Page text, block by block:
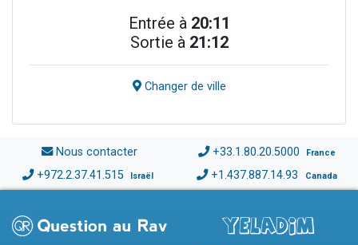
Entrée à 20:11
Sortie à 21:12
Changer de ville
Nous contacter +33.1.80.20.5000 France
+972.2.37.41.515 Israël +1.437.887.14.93 Canada